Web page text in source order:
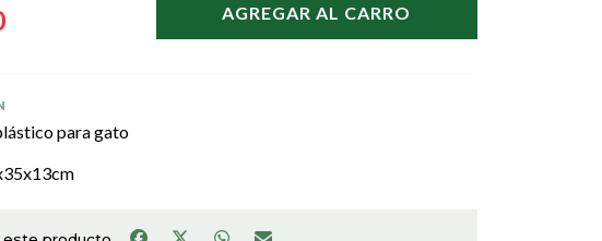
AGREGAR AL CARRO
para gato